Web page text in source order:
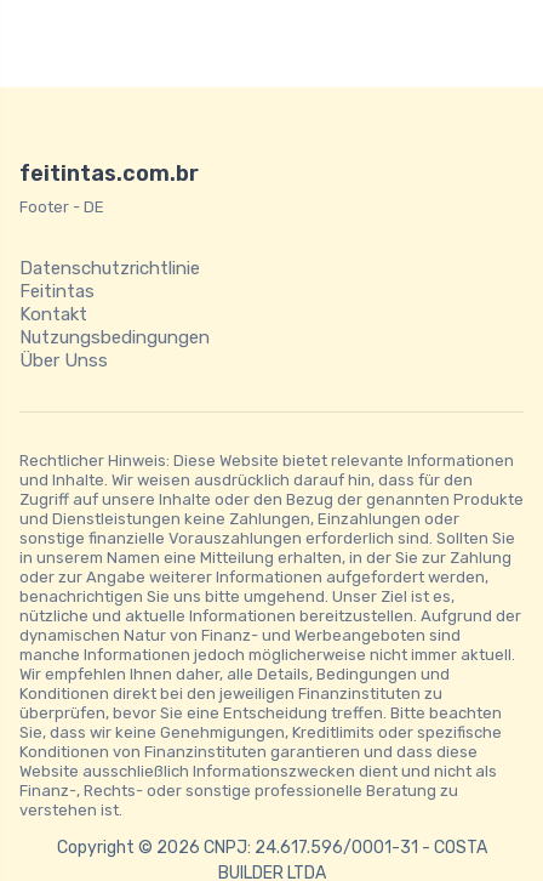
feitintas.com.br
Footer - DE
Datenschutzrichtlinie
Feitintas
Kontakt
Nutzungsbedingungen
Über Unss
Rechtlicher Hinweis: Diese Website bietet relevante Informationen
und Inhalte. Wir weisen ausdrücklich darauf hin, dass für den
Zugriff auf unsere Inhalte oder den Bezug der genannten Produkte
und Dienstleistungen keine Zahlungen, Einzahlungen oder
sonstige finanzielle Vorauszahlungen erforderlich sind. Sollten Sie
in unserem Namen eine Mitteilung erhalten, in der Sie zur Zahlung
oder zur Angabe weiterer Informationen aufgefordert werden,
benachrichtigen Sie uns bitte umgehend. Unser Ziel ist es,
nützliche und aktuelle Informationen bereitzustellen. Aufgrund der
dynamischen Natur von Finanz- und Werbeangeboten sind
manche Informationen jedoch möglicherweise nicht immer aktuell.
Wir empfehlen Ihnen daher, alle Details, Bedingungen und
Konditionen direkt bei den jeweiligen Finanzinstituten zu
überprüfen, bevor Sie eine Entscheidung treffen. Bitte beachten
Sie, dass wir keine Genehmigungen, Kreditlimits oder spezifische
Konditionen von Finanzinstituten garantieren und dass diese
Website ausschließlich Informationszwecken dient und nicht als
Finanz-, Rechts- oder sonstige professionelle Beratung zu
verstehen ist.
Copyright © 2026 CNPJ: 24.617.596/0001-31 - COSTA
BUILDER LTDA